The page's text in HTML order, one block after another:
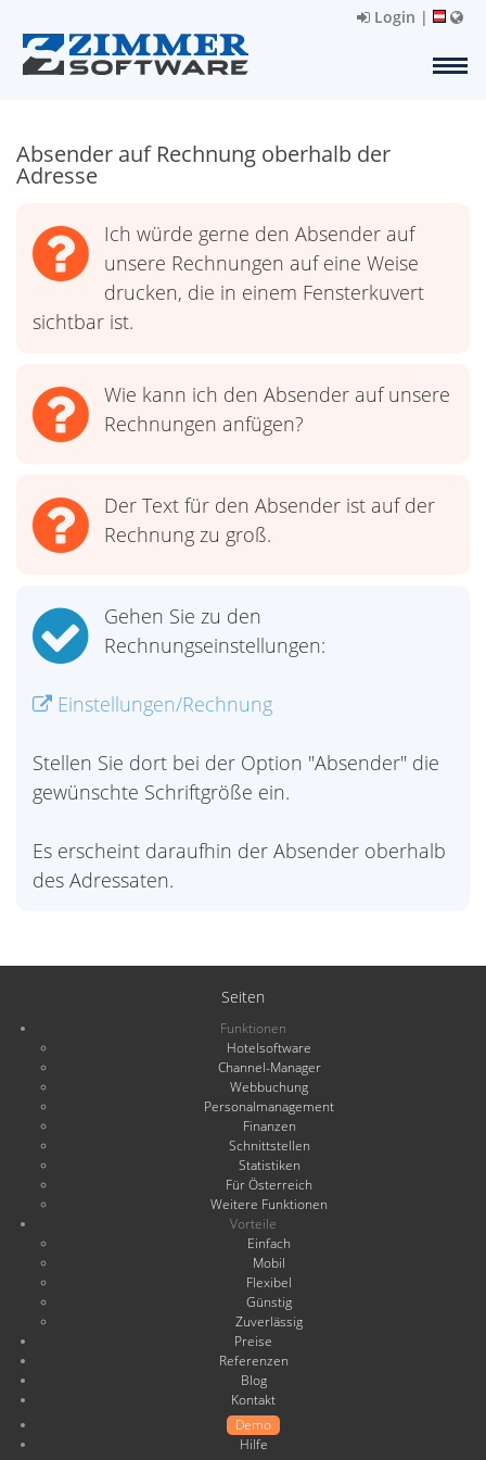
Login |
Absender auf Rechnung oberhalb der
Adresse
Ich würde gerne den Absender auf
unsere Rechnungen auf eine Weise
drucken, die in einem Fensterkuvert
sichtbar ist.
Wie kann ich den Absender auf unsere
Rechnungen anfügen?
Der Text für den Absender ist auf der
Rechnung zu groß.
Gehen Sie zu den
Rechnungseinstellungen:
Einstellungen/Rechnung
Stellen Sie dort bei der Option "Absender" die
gewünschte Schriftgröße ein.
Es erscheint daraufhin der Absender oberhalb
des Adressaten.
Seiten
Funktionen
Hotelsoftware
Channel-Manager
Webbuchung
Personalmanagement
Finanzen
Schnittstellen
Statistiken
Für Österreich
Weitere Funktionen
Vorteile
Einfach
Mobil
Flexibel
Günstig
Zuverlässig
Preise
Referenzen
Blog
Kontakt
Demo
Hilfe